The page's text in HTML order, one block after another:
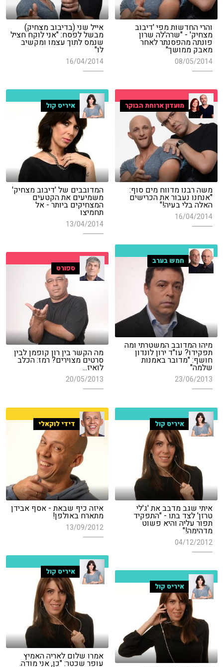
והרי החדשות מפי 'דיבוב
מצחיק' - "שרה'לה שרון
פונתה מהפסנתר לאחר
מאבק ממושך"
08/05/2014
אייל שני (בדיבוב מצחיק)
מבשל לפסח: "אני לוקח חציל
שנמס לתוך עצמו ומקשיב
לו"
16/04/2014
מועדון ארוחת הבוקר
משה רבנו מדווח מים סוף:
"אנחנו נעבור את הכרישים
האלה בלי בעיה!"
16/04/2014
איריס קול
המדובבים של 'דיבוב מצחיק'
משמיעים את הקטעים
המצחיקים ביותר - אל
תחמיצו
13/04/2014
חמש בערב
מיהו המדובב המשטרתי ומה
תפקידו? עו"ד ירון לונדון
חושף: "מדובר באמנות
שלמה"
23/06/2013
ספורט
מה הקשר בין רון קופמן לבין
סרטים מצוירים? רמז: הכלב
לואיז...
20/05/2013
איריס קול
איתי שגב מדבב את 'ג'לי
טרזן' לצד בתו - "התפקיד
תפור עליה והיא פשוט
מדהימה!"
04/12/2012
דידי לוקאלי
איזה כיף שבאת - אסף אבידן
מתארח באולפן!
13/09/2012
איריס קול
אמרו שלום לאריה האמיץ
עופר שכטר: "כן, אני מודה.
איריס קול